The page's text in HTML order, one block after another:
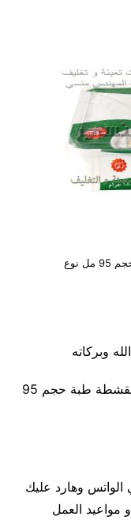
الطبات الألمنيوم لعلب القشطة طبة حجم 95 مل نوع
وبركاته
العميل : الطبات الألمنيوم بتاعت علب القشطة طبة حجم 95
وهارد عليك
مواعيد العمل